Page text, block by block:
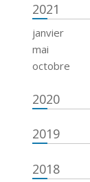
2021
janvier
mai
octobre
2020
2019
2018